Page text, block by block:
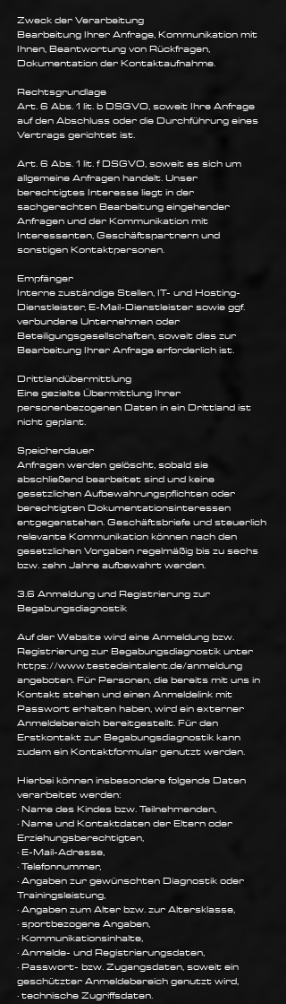
Zweck der Verarbeitung
Bearbeitung Ihrer Anfrage, Kommunikation mit
Ihnen, Beantwortung von Rückfragen,
Dokumentation der Kontaktaufnahme.
Rechtsgrundlage
Art. 6 Abs. 1 lit. b DSGVO, soweit Ihre Anfrage
auf den Abschluss oder die Durchführung eines
Vertrags gerichtet ist.
Art. 6 Abs. 1 lit. f DSGVO, soweit es sich um
allgemeine Anfragen handelt. Unser
berechtigtes Interesse liegt in der
sachgerechten Bearbeitung eingehender
Anfragen und der Kommunikation mit
Interessenten, Geschäftspartnern und
sonstigen Kontaktpersonen.
Empfänger
Interne zuständige Stellen, IT- und Hosting-
Dienstleister, E-Mail-Dienstleister sowie ggf.
verbundene Unternehmen oder
Beteiligungsgesellschaften, soweit dies zur
Bearbeitung Ihrer Anfrage erforderlich ist.
Drittlandübermittlung
Eine gezielte Übermittlung Ihrer
personenbezogenen Daten in ein Drittland ist
nicht geplant.
Speicherdauer
Anfragen werden gelöscht, sobald sie
abschließend bearbeitet sind und keine
gesetzlichen Aufbewahrungspflichten oder
berechtigten Dokumentationsinteressen
entgegenstehen. Geschäftsbriefe und steuerlich
relevante Kommunikation können nach den
gesetzlichen Vorgaben regelmäßig bis zu sechs
bzw. zehn Jahre aufbewahrt werden.
3.6 Anmeldung und Registrierung zur
Begabungsdiagnostik
Auf der Website wird eine Anmeldung bzw.
Registrierung zur Begabungsdiagnostik unter
https://www.testedeintalent.de/anmeldung
angeboten. Für Personen, die bereits mit uns in
Kontakt stehen und einen Anmeldelink mit
Passwort erhalten haben, wird ein externer
Anmeldebereich bereitgestellt. Für den
Erstkontakt zur Begabungsdiagnostik kann
zudem ein Kontaktformular genutzt werden.
Hierbei können insbesondere folgende Daten
verarbeitet werden:
· Name des Kindes bzw. Teilnehmenden,
· Name und Kontaktdaten der Eltern oder
Erziehungsberechtigten,
· E-Mail-Adresse,
· Telefonnummer,
· Angaben zur gewünschten Diagnostik oder
Trainingsleistung,
· Angaben zum Alter bzw. zur Altersklasse,
· sportbezogene Angaben,
· Kommunikationsinhalte,
· Anmelde- und Registrierungsdaten,
· Passwort- bzw. Zugangsdaten, soweit ein
geschützter Anmeldebereich genutzt wird,
· technische Zugriffsdaten.